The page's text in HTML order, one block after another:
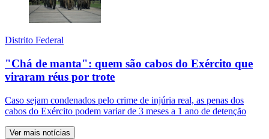
Distrito Federal
"Chá de manta": quem são cabos do Exército que
viraram réus por trote
Caso sejam condenados pelo crime de injúria real, as penas dos
cabos do Exército podem variar de 3 meses a 1 ano de detenção
Ver mais notícias